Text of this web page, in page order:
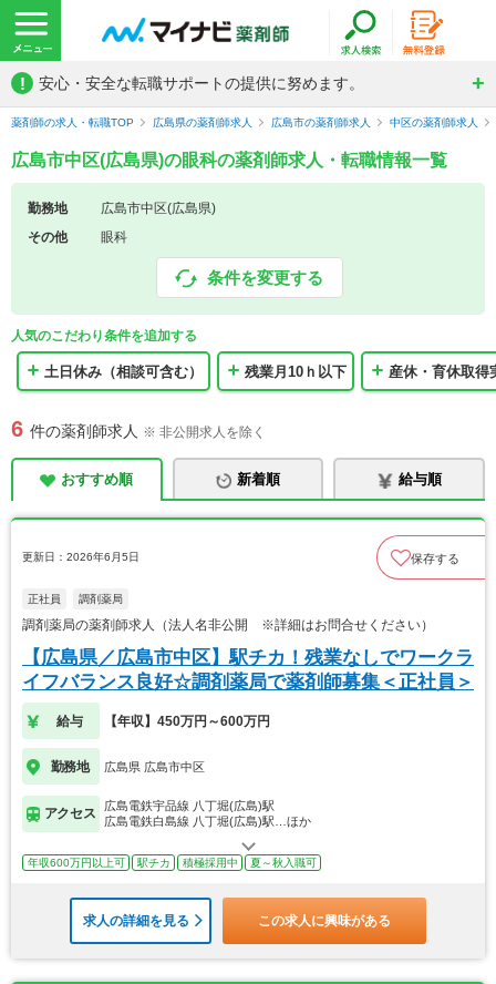
! 安心・安全な転職サポートの提供に努めます。
薬剤師の求人・転職TOP 広島県の薬剤師求人 広島市の薬剤師求人 中区の薬剤師求人
広島市中区(広島県)の眼科の薬剤師求人・転職情報一覧
勤務地
広島市中区(広島県)
その他
眼科
条件を変更する
人気のこだわり条件を追加する
土日休み（相談可含む） 残業月10ｈ以下 産休・育休取得
6 件の薬剤師求人 ※ 非公開求人を除く
おすすめ順 新着順 給与順
更新日：2026年6月5日 保存する
正社員 調剤薬局
調剤薬局の薬剤師求人（法人名非公開 ※詳細はお問合せください）
【広島県／広島市中区】駅チカ！残業なしでワークラ
イフバランス良好☆調剤薬局で薬剤師募集＜正社員＞
給与 【年収】450万円～600万円
勤務地 広島県 広島市中区
アクセス
広島電鉄宇品線 八丁堀(広島)駅
広島電鉄白島線 八丁堀(広島)駅…ほか
年収600万円以上可 駅チカ 積極採用中 夏～秋入職可
求人の詳細を見る この求人に興味がある